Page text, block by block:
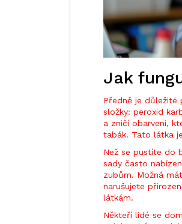
Jak
Předně je důležité
složky: peroxid
a zničí obarvení,
tabák. Tato látka
Než se pustíte do
sady často
zubům. Možná
narušujete
látkám.
Někteří lidé se